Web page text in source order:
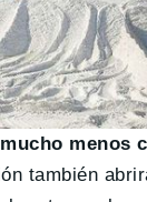
mucho menos
también